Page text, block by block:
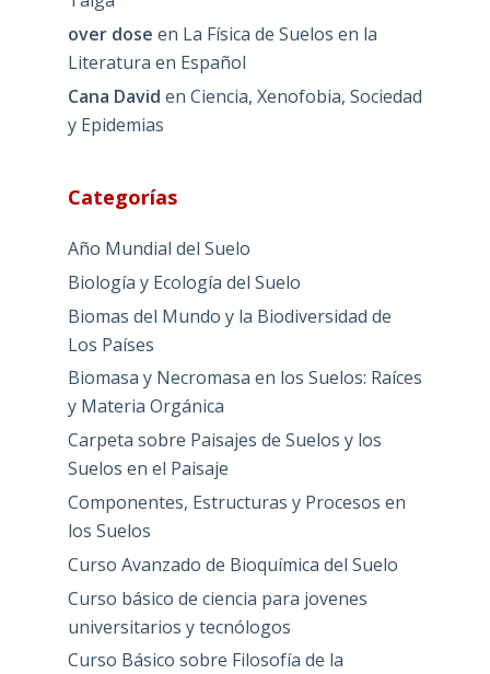
over dose en La Física de Suelos en la
Literatura en Español
Cana David en Ciencia, Xenofobia, Sociedad
y Epidemias
Categorías
Año Mundial del Suelo
Biología y Ecología del Suelo
Biomas del Mundo y la Biodiversidad de
Los Países
Biomasa y Necromasa en los Suelos: Raíces
y Materia Orgánica
Carpeta sobre Paisajes de Suelos y los
Suelos en el Paisaje
Componentes, Estructuras y Procesos en
los Suelos
Curso Avanzado de Bioquímica del Suelo
Curso básico de ciencia para jovenes
universitarios y tecnólogos
Curso Básico sobre Filosofía de la